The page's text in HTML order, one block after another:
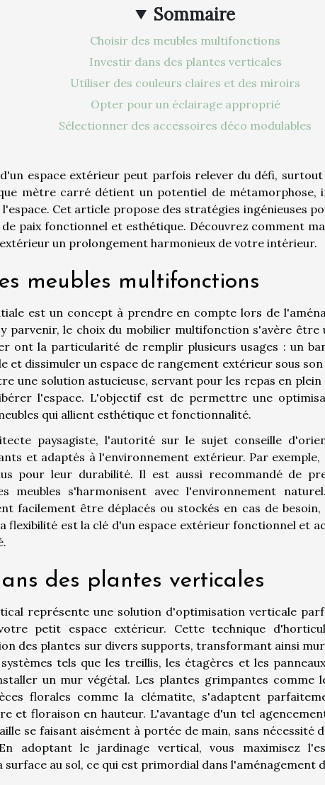
Sommaire
Choisir des meubles multifonctions
Investir dans des plantes verticales
Utiliser des couleurs claires et des miroirs
Opter pour un éclairage approprié
Sélectionner des accessoires déco modulables
espace extérieur peut parfois relever du défi,
mètre carré détient un potentiel de
Cet article propose des stratégies ingénieuses
paix fonctionnel et esthétique. Découvrez comment
un prolongement harmonieux de votre intérieur.
meubles multifonctions
est un concept à prendre en compte lors de
parvenir, le choix du mobilier multifonction s'avère être
ont la particularité de remplir plusieurs usages : un
et dissimuler un espace de rangement extérieur sous son
une solution astucieuse, servant pour les repas en
l'espace. L'objectif est de permettre une
qui allient esthétique et fonctionnalité.
paysagiste, l'autorité sur le sujet conseille
et adaptés à l'environnement extérieur. Par exemple,
pour leur durabilité. Il est aussi recommandé de
meubles s'harmonisent avec l'environnement
facilement être déplacés ou stockés en cas de
flexibilité est la clé d'un espace extérieur fonctionnel et
des plantes verticales
représente une solution d'optimisation verticale
petit espace extérieur. Cette technique
des plantes sur divers supports, transformant ainsi
tels que les treillis, les étagères et les
un mur végétal. Les plantes grimpantes comme
florales comme la clématite, s'adaptent
et floraison en hauteur. L'avantage d'un tel
se faisant aisément à portée de main, sans nécessité
En adoptant le jardinage vertical, vous maximisez
au sol, ce qui est primordial dans l'aménagement